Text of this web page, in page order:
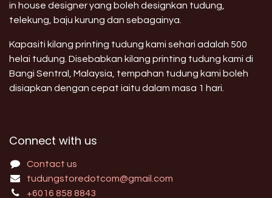
in house designer yang boleh designkan tudung,
telekung, baju kurung dan sebagainya.
Kapasiti kilang printing tudung kami sehari adalah 500
helai tudung. Disebabkan kilang printing tudung kami di
Bangi Sentral, Malaysia, tempahan tudung kami boleh
disiapkan dengan cepat iaitu dalam masa 1 hari.
Connect with us
Contact us
tudungstoredotcom@gmail.com
+6016 858 8843